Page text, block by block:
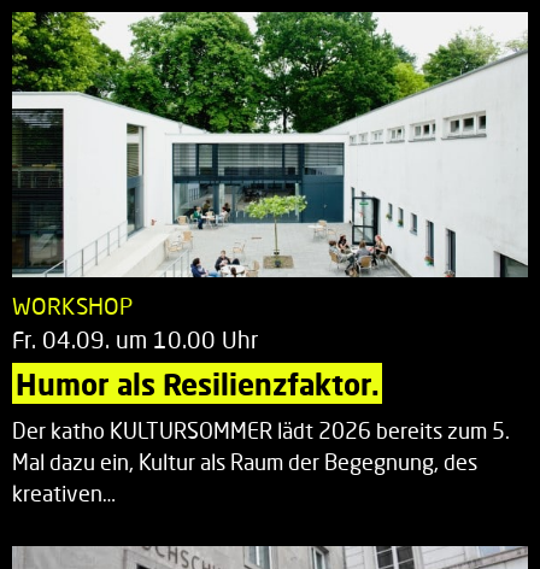
WORKSHOP
Fr. 04.09. um 10.00 Uhr
Humor als Resilienzfaktor.
Der katho KULTURSOMMER lädt 2026 bereits zum 5.
Mal dazu ein, Kultur als Raum der Begegnung, des
kreativen…